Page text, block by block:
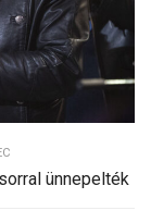
ünnepelték